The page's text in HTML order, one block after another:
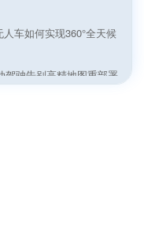
车如何实现360°全天候
驾驶告别高精地图重部署